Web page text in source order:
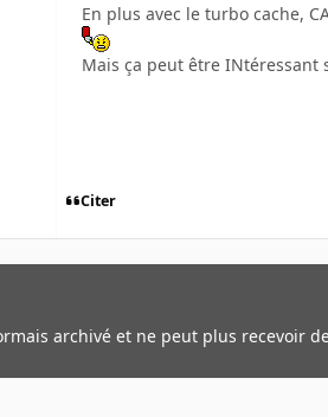
En plus avec le turbo cache,
Mais ça peut être INtéressant
Citer
archivé et ne peut plus recevoir